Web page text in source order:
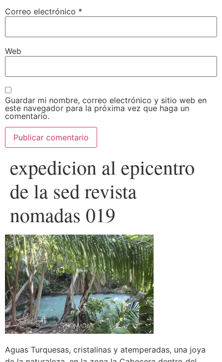
Correo electrónico *
Web
Guardar mi nombre, correo electrónico y sitio web en
este navegador para la próxima vez que haga un
comentario.
expedicion al epicentro
de la sed revista
nomadas 019
Aguas Turquesas, cristalinas y atemperadas, una joya